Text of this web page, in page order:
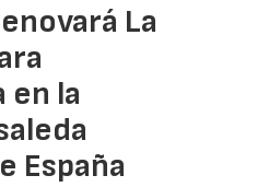
La
la
España